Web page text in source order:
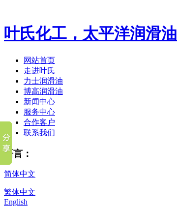
叶氏化工，太平洋润滑油
网站首页
走进叶氏
力士润滑油
博高润滑油
新闻中心
服务中心
合作客户
联系我们
语言：
简体中文
繁体中文
English